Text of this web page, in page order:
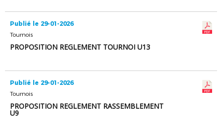
Publié le 29-01-2026
Tournois
PROPOSITION REGLEMENT TOURNOI U13
Publié le 29-01-2026
Tournois
PROPOSITION REGLEMENT RASSEMBLEMENT
U9